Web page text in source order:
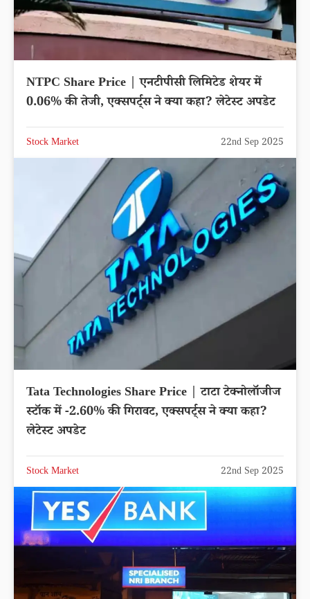
NTPC Share Price | एनटीपीसी लिमिटेड शेयर में
0.06% की तेजी, एक्सपर्ट्स ने क्या कहा? लेटेस्ट अपडेट
Stock Market 22nd Sep 2025
Tata Technologies Share Price | टाटा टेक्नोलॉजीज
स्टॉक में -2.60% की गिरावट, एक्सपर्ट्स ने क्या कहा?
लेटेस्ट अपडेट
Stock Market 22nd Sep 2025